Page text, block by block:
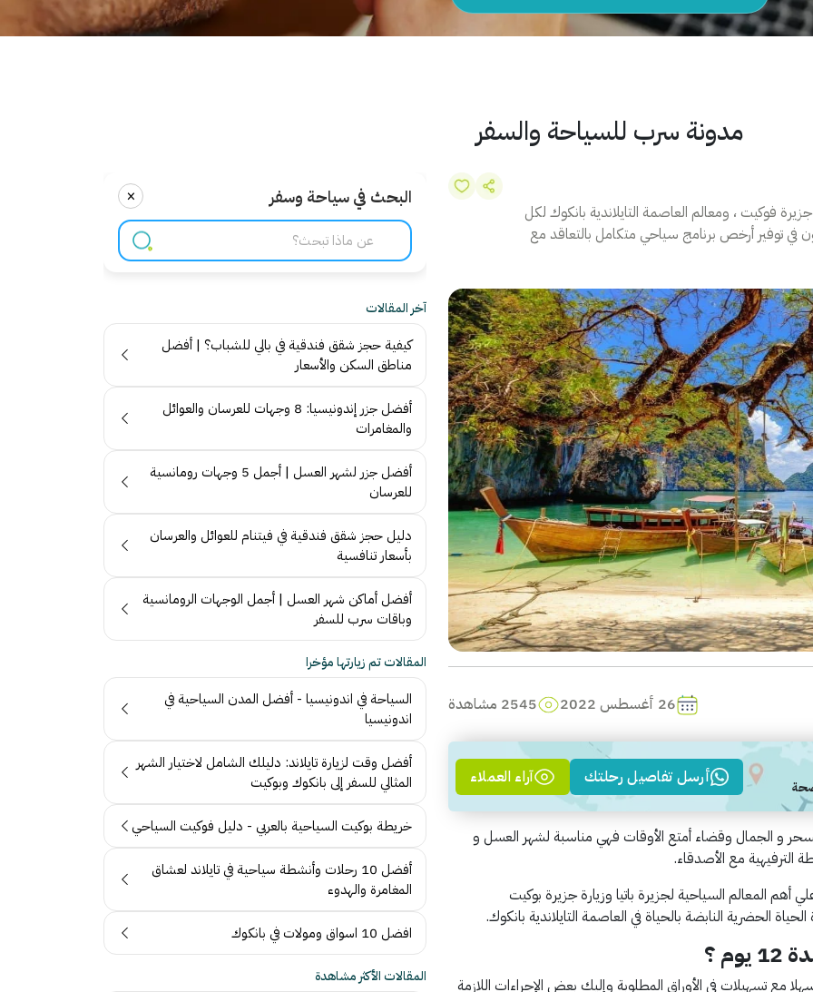
مدونة سرب للسياحة والسفر
فوكيت ، ومعالم العاصمة التايلاندية بانكوك لكل
توفير أرخص برنامج سياحي متكامل بالتعاقد مع
26 أغسطس 2022 2545 مشاهدة
أرسل تفاصيل رحلتك آراء العملاء
و الجمال وقضاء أمتع الأوقات فهي مناسبة لشهر العسل و
الترفيهية مع الأصدقاء.
لمدة 12 يوم ، لتتعرف علي أهم المعالم السياحية لجزيرة باتيا وزيارة جزيرة بوكيت
الحضرية النابضة بالحياة في العاصمة التايلاندية بانكوك.
؟
مع تسهيلات في الأوراق المطلوبة وإليك بعض الإجراءات اللازمة
البحث في سياحة وسفر ×
آخر المقالات
كيفية حجز شقق فندقية في بالي للشباب؟ | أفضل
مناطق السكن والأسعار
أفضل جزر إندونيسيا: 8 وجهات للعرسان والعوائل
والمغامرات
أفضل جزر لشهر العسل | أجمل 5 وجهات رومانسية
للعرسان
دليل حجز شقق فندقية في فيتنام للعوائل والعرسان
بأسعار تنافسية
أفضل أماكن شهر العسل | أجمل الوجهات الرومانسية
وباقات سرب للسفر
المقالات تم زيارتها مؤخرا
السياحة في اندونيسيا - أفضل المدن السياحية في
اندونيسيا
أفضل وقت لزيارة تايلاند: دليلك الشامل لاختيار الشهر
المثالي للسفر إلى بانكوك وبوكيت
خريطة بوكيت السياحية بالعربي - دليل فوكيت السياحي
أفضل 10 رحلات وأنشطة سياحية في تايلاند لعشاق
المغامرة والهدوء
افضل 10 اسواق ومولات في بانكوك
المقالات الأكثر مشاهدة